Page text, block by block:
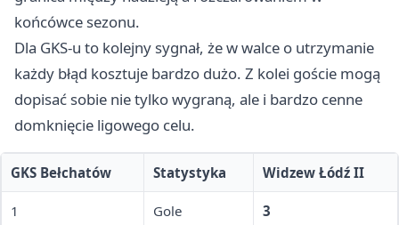
końcówce sezonu.
Dla GKS-u to kolejny sygnał, że w walce o utrzymanie
każdy błąd kosztuje bardzo dużo. Z kolei goście mogą
dopisać sobie nie tylko wygraną, ale i bardzo cenne
domknięcie ligowego celu.
GKS Bełchatów Statystyka Widzew Łódź II
1 Gole 3